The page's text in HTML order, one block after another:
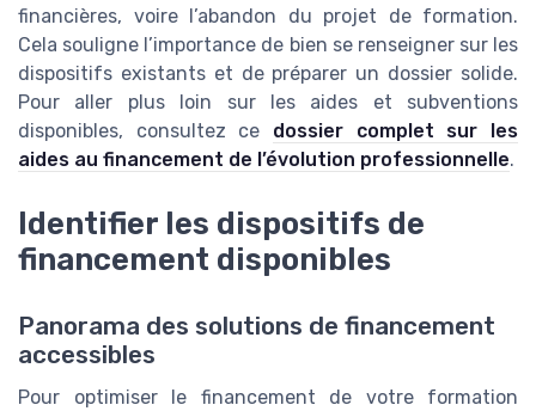
financières, voire l’abandon du projet de formation.
Cela souligne l’importance de bien se renseigner sur les
dispositifs existants et de préparer un dossier solide.
Pour aller plus loin sur les aides et subventions
disponibles, consultez ce dossier complet sur les
aides au financement de l’évolution professionnelle.
Identifier les dispositifs de
financement disponibles
Panorama des solutions de financement
accessibles
Pour optimiser le financement de votre formation